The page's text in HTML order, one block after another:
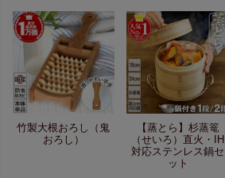
竹製大根おろし（鬼
おろし）
【蒸とら】杉蒸篭
（せいろ）直火・IH
対応ステンレス鍋セ
ット